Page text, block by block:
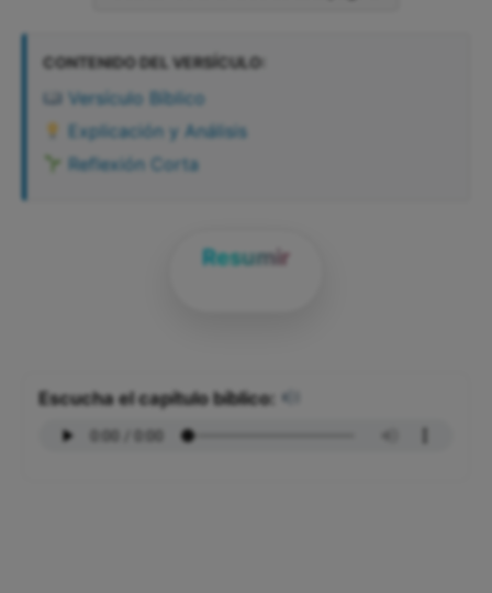
CONTENIDO DEL VERSÍCULO:
Versículo Bíblico
Explicación y Análisis
Reflexión Corta
Resumir
Escucha el capítulo bíblico: